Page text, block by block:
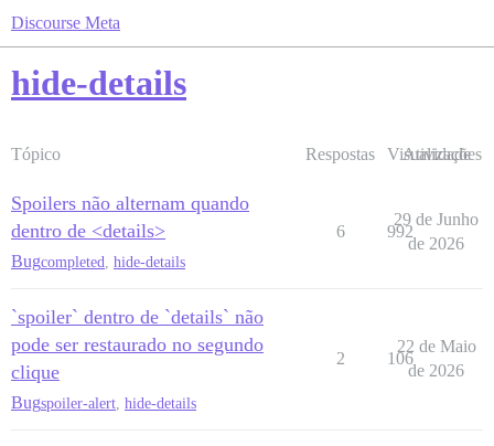
Discourse Meta
hide-details
Tópico Respostas Visualizações
Atividade
Spoilers não alternam quando
dentro de <details>
Bugcompleted hide-details
6 992
29 de Junho
de 2026
`spoiler` dentro de `details` não
pode ser restaurado no segundo
clique
Bugspoiler-alert hide-details
2 106
22 de Maio
de 2026